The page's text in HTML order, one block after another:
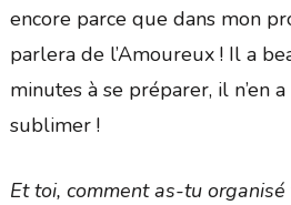
encore parce que dans mon
parlera de l’Amoureux ! Il a
minutes à se préparer, il n’en
sublimer !
Et toi, comment as-tu